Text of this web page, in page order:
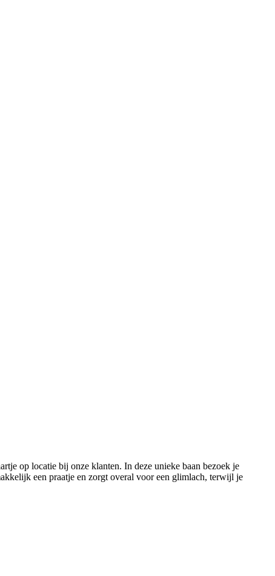
op locatie bij onze klanten. In deze unieke baan bezoek je
een praatje en zorgt overal voor een glimlach, terwijl je